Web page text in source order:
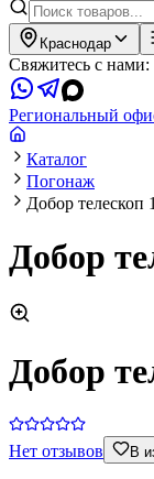
Краснодар
Свяжитесь с нами:
Региональный
Каталог
Погонаж
Добор телескоп
Добор
Добор
Нет отзывов В